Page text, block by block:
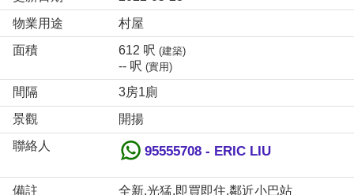
物業用途
村屋
面積
612 呎(建築)
-- 呎(實用)
間隔
3房1廁
景觀
開揚
聯絡人
95555708 - ERIC LIU
備註 全新,光猛,即買即住,鄰近小巴站